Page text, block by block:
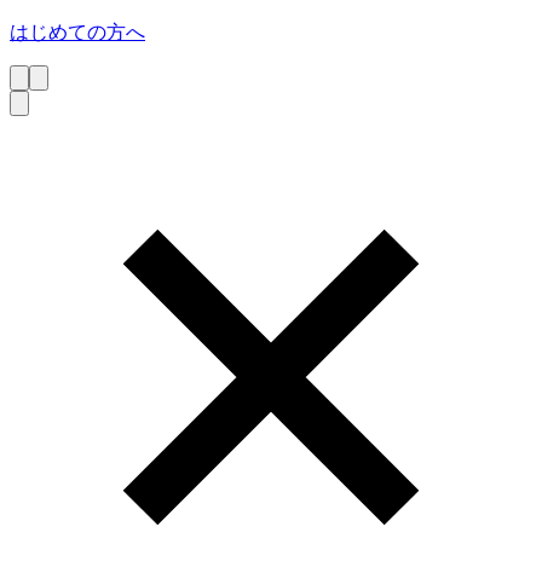
はじめての方へ